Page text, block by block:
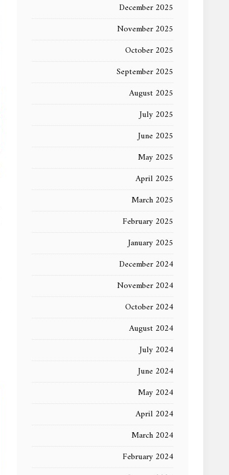
December 2025
November 2025
October 2025
September 2025
August 2025
July 2025
June 2025
May 2025
April 2025
March 2025
February 2025
January 2025
December 2024
November 2024
October 2024
August 2024
July 2024
June 2024
May 2024
April 2024
March 2024
February 2024